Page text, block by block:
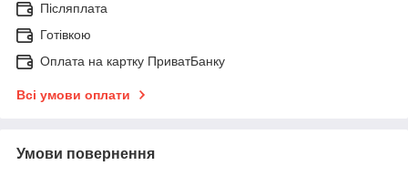
Післяплата
Готівкою
Оплата на картку ПриватБанку
Всі умови оплати
Умови повернення